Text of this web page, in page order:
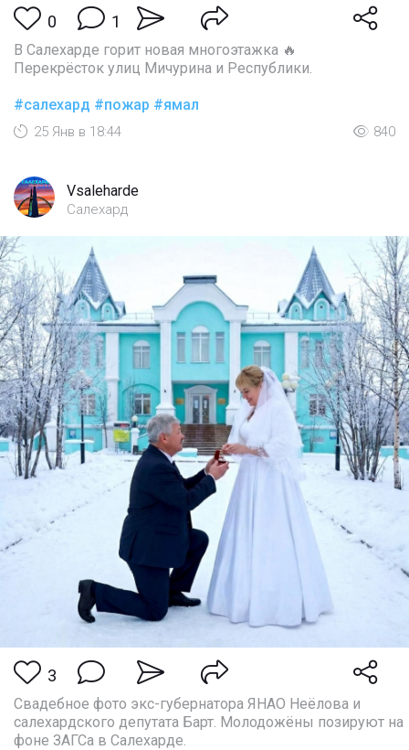
0 1
В Салехарде горит новая многоэтажка 🔥
Перекрёсток улиц Мичурина и Республики.
#салехард #пожар #ямал
25 Янв в 18:44 840
Vsaleharde
Салехард
3
Свадебное фото экс-губернатора ЯНАО Неёлова и
салехардского депутата Барт. Молодожёны позируют на
фоне ЗАГСа в Салехарде.